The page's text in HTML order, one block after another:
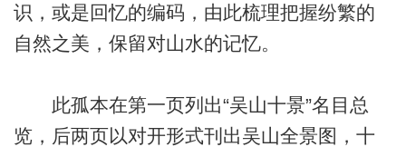
识，或是回忆的编码，由此梳理把握纷繁的
自然之美，保留对山水的记忆。
此孤本在第一页列出“吴山十景”名目总
览，后两页以对开形式刊出吴山全景图，十